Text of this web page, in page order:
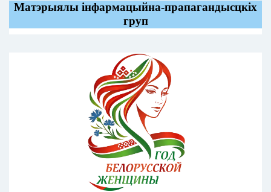
Матэрыялы інфармацыйна-прапагандысцкіх
груп